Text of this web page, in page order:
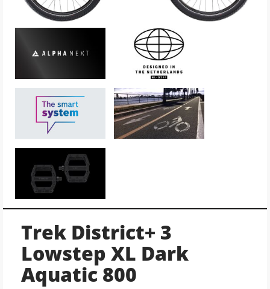
Trek District+ 3
Lowstep XL Dark
Aquatic 800